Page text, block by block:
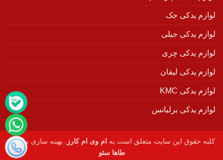
لوازم یدکی جک
لوازم یدکی جیلی
لوازم یدکی چری
لوازم یدکی لیفان
لوازم یدکی KMC
لوازم یدکی برلیانس
کلیه حقوق این سایت متعلق است به ام وی ام کارز
. بهینه سازی سایت :
طاها سئو